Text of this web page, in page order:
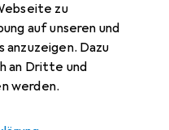
zu
auf unseren und
Dazu
an Dritte und
werden.